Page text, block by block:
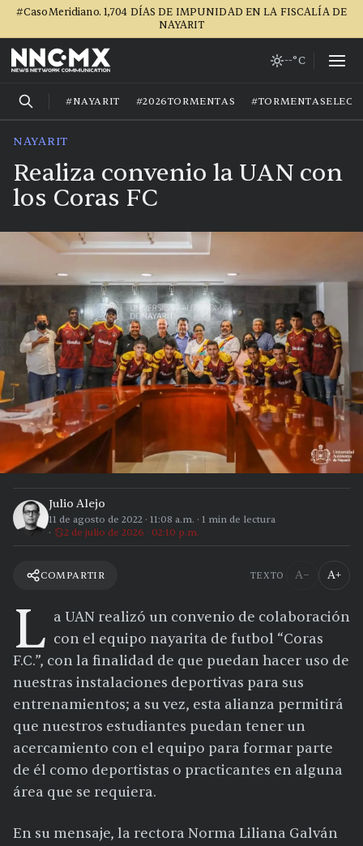
#CasoMeridiano. 1,704 DÍAS DE IMPUNIDAD EN LA FISCALÍA DE
NAYARIT
--°C
#NAYARIT #2026TORMENTAS
NAYARIT
Realiza convenio la UAN con
los Coras FC
Julio Alejo
11 de agosto de 2022 · 11:08 a.m. · 1 min de lectura
2 de julio de 2026 · 02:10 p.m.
COMPARTIR TEXTO A− A+
L a UAN realizó un convenio de colaboración
con el equipo nayarita de futbol “Coras
F.C.”, con la finalidad de que puedan hacer uso de
nuestras instalaciones deportivas para sus
entrenamientos; a su vez, esta alianza permitirá
que nuestros estudiantes puedan tener un
acercamiento con el equipo para formar parte
de él como deportistas o practicantes en alguna
área que se requiera.
En su mensaje, la rectora Norma Liliana Galván